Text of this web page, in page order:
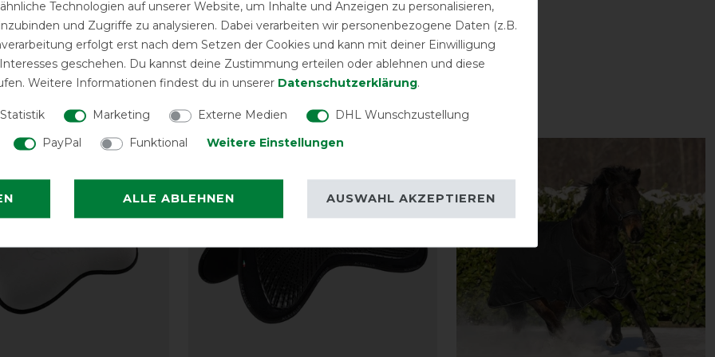
Technologien auf unserer Website, um Inhalte und Anzeigen zu personalisieren,
und Zugriffe zu analysieren. Dabei verarbeiten wir personenbezogene Daten (z.B.
erfolgt erst nach dem Setzen der Cookies und kann mit deiner Einwilligung
geschehen. Du kannst deine Zustimmung erteilen oder ablehnen und diese
Weitere Informationen findest du in unserer Daten­schutz­erklärung.
Statistik Marketing Externe Medien
DHL Wunschzustellung
PayPal
Funktional Weitere Einstellungen
ALLE ABLEHNEN AUSWAHL AKZEPTIEREN